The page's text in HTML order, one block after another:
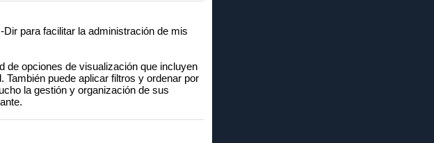
para facilitar la administración de mis
de opciones de visualización que incluyen
puede aplicar filtros y ordenar por
la gestión y organización de sus